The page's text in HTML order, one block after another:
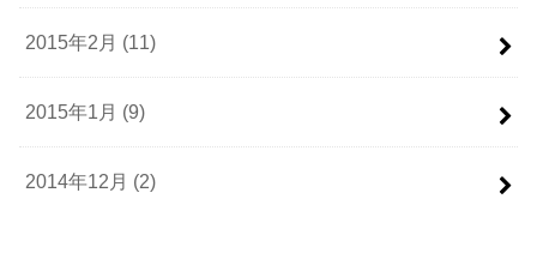
2015年2月 (11)
2015年1月 (9)
2014年12月 (2)